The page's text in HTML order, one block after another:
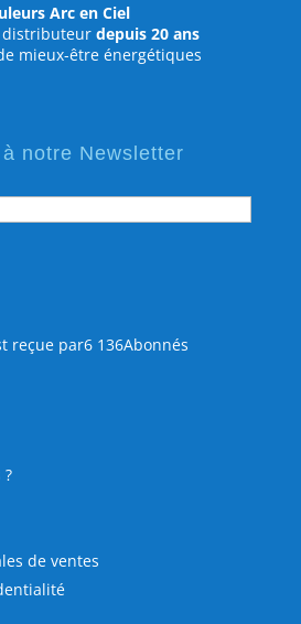
Arc en Ciel
depuis 20 ans
mieux-être énergétiques
notre Newsletter
reçue par6 136Abonnés
de ventes